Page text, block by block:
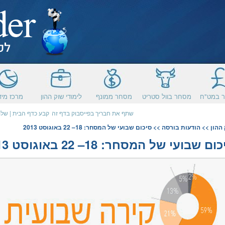
במט"ח מסחר בוול סטריט מסחר ממונף לימודי שוק ההון מרכז
קבע כדף הבית | שתף את חבריך בפייסבוק בדף זה
>> הודעות בורסה >> סיכום שבועי של המסחר: 18– 22 באוגוסט 2013
שבועי של המסחר: 18– 22 באוגוסט 2013